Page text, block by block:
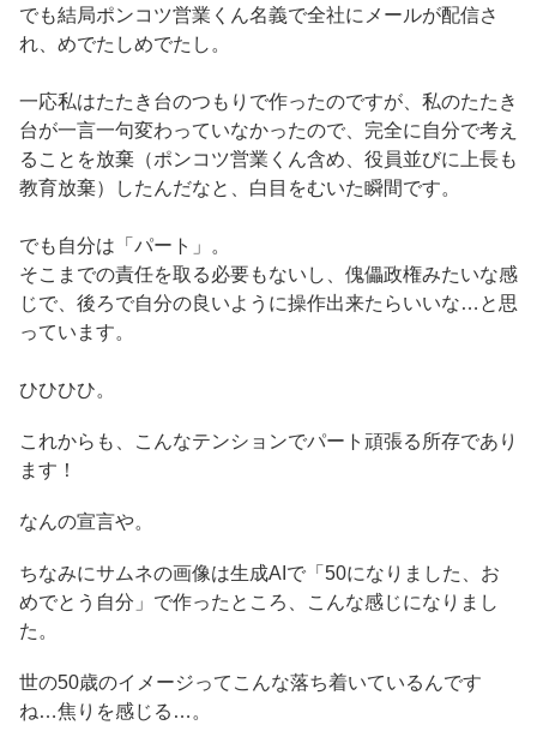
でも結局ポンコツ営業くん名義で全社にメールが配信さ
れ、めでたしめでたし。
一応私はたたき台のつもりで作ったのですが、私のたたき
台が一言一句変わっていなかったので、完全に自分で考え
ることを放棄（ポンコツ営業くん含め、役員並びに上長も
教育放棄）したんだなと、白目をむいた瞬間です。
でも自分は「パート」。
そこまでの責任を取る必要もないし、傀儡政権みたいな感
じで、後ろで自分の良いように操作出来たらいいな…と思
っています。
ひひひひ。
これからも、こんなテンションでパート頑張る所存であり
ます！
なんの宣言や。
ちなみにサムネの画像は生成AIで「50になりました、お
めでとう自分」で作ったところ、こんな感じになりまし
た。
世の50歳のイメージってこんな落ち着いているんです
ね…焦りを感じる…。